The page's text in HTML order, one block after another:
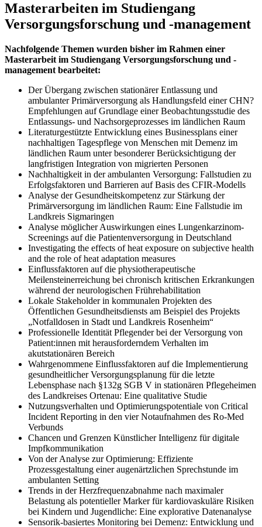
Masterarbeiten im Studiengang
Versorgungsforschung und -management
Nachfolgende Themen wurden bisher im Rahmen einer
Masterarbeit im Studiengang Versorgungsforschung und -
management bearbeitet:
Der Übergang zwischen stationärer Entlassung und
ambulanter Primärversorgung als Handlungsfeld einer CHN?
Empfehlungen auf Grundlage einer Beobachtungsstudie des
Entlassungs- und Nachsorgeprozesses im ländlichen Raum
Literaturgestützte Entwicklung eines Businessplans einer
nachhaltigen Tagespflege von Menschen mit Demenz im
ländlichen Raum unter besonderer Berücksichtigung der
langfristigen Integration von migrierten Personen
Nachhaltigkeit in der ambulanten Versorgung: Fallstudien zu
Erfolgsfaktoren und Barrieren auf Basis des CFIR-Modells
Analyse der Gesundheitskompetenz zur Stärkung der
Primärversorgung im ländlichen Raum: Eine Fallstudie im
Landkreis Sigmaringen
Analyse möglicher Auswirkungen eines Lungenkarzinom-
Screenings auf die Patientenversorgung in Deutschland
Investigating the effects of heat exposure on subjective health
and the role of heat adaptation measures
Einflussfaktoren auf die physiotherapeutische
Meilensteinerreichung bei chronisch kritischen Erkrankungen
während der neurologischen Frührehabilitation
Lokale Stakeholder in kommunalen Projekten des
Öffentlichen Gesundheitsdiensts am Beispiel des Projekts
„Notfalldosen in Stadt und Landkreis Rosenheim“
Professionelle Identität Pflegender bei der Versorgung von
Patient:innen mit herausforderndem Verhalten im
akutstationären Bereich
Wahrgenommene Einflussfaktoren auf die Implementierung
gesundheitlicher Versorgungsplanung für die letzte
Lebensphase nach §132g SGB V in stationären Pflegeheimen
des Landkreises Ortenau: Eine qualitative Studie
Nutzungsverhalten und Optimierungspotentiale von Critical
Incident Reporting in den vier Notaufnahmen des Ro-Med
Verbunds
Chancen und Grenzen Künstlicher Intelligenz für digitale
Impfkommunikation
Von der Analyse zur Optimierung: Effiziente
Prozessgestaltung einer augenärtzlichen Sprechstunde im
ambulanten Setting
Trends in der Herzfrequenzabnahme nach maximaler
Belastung als potentieller Marker für kardiovaskuläre Risiken
bei Kindern und Jugendliche: Eine explorative Datenanalyse
Sensorik-basiertes Monitoring bei Demenz: Entwicklung und